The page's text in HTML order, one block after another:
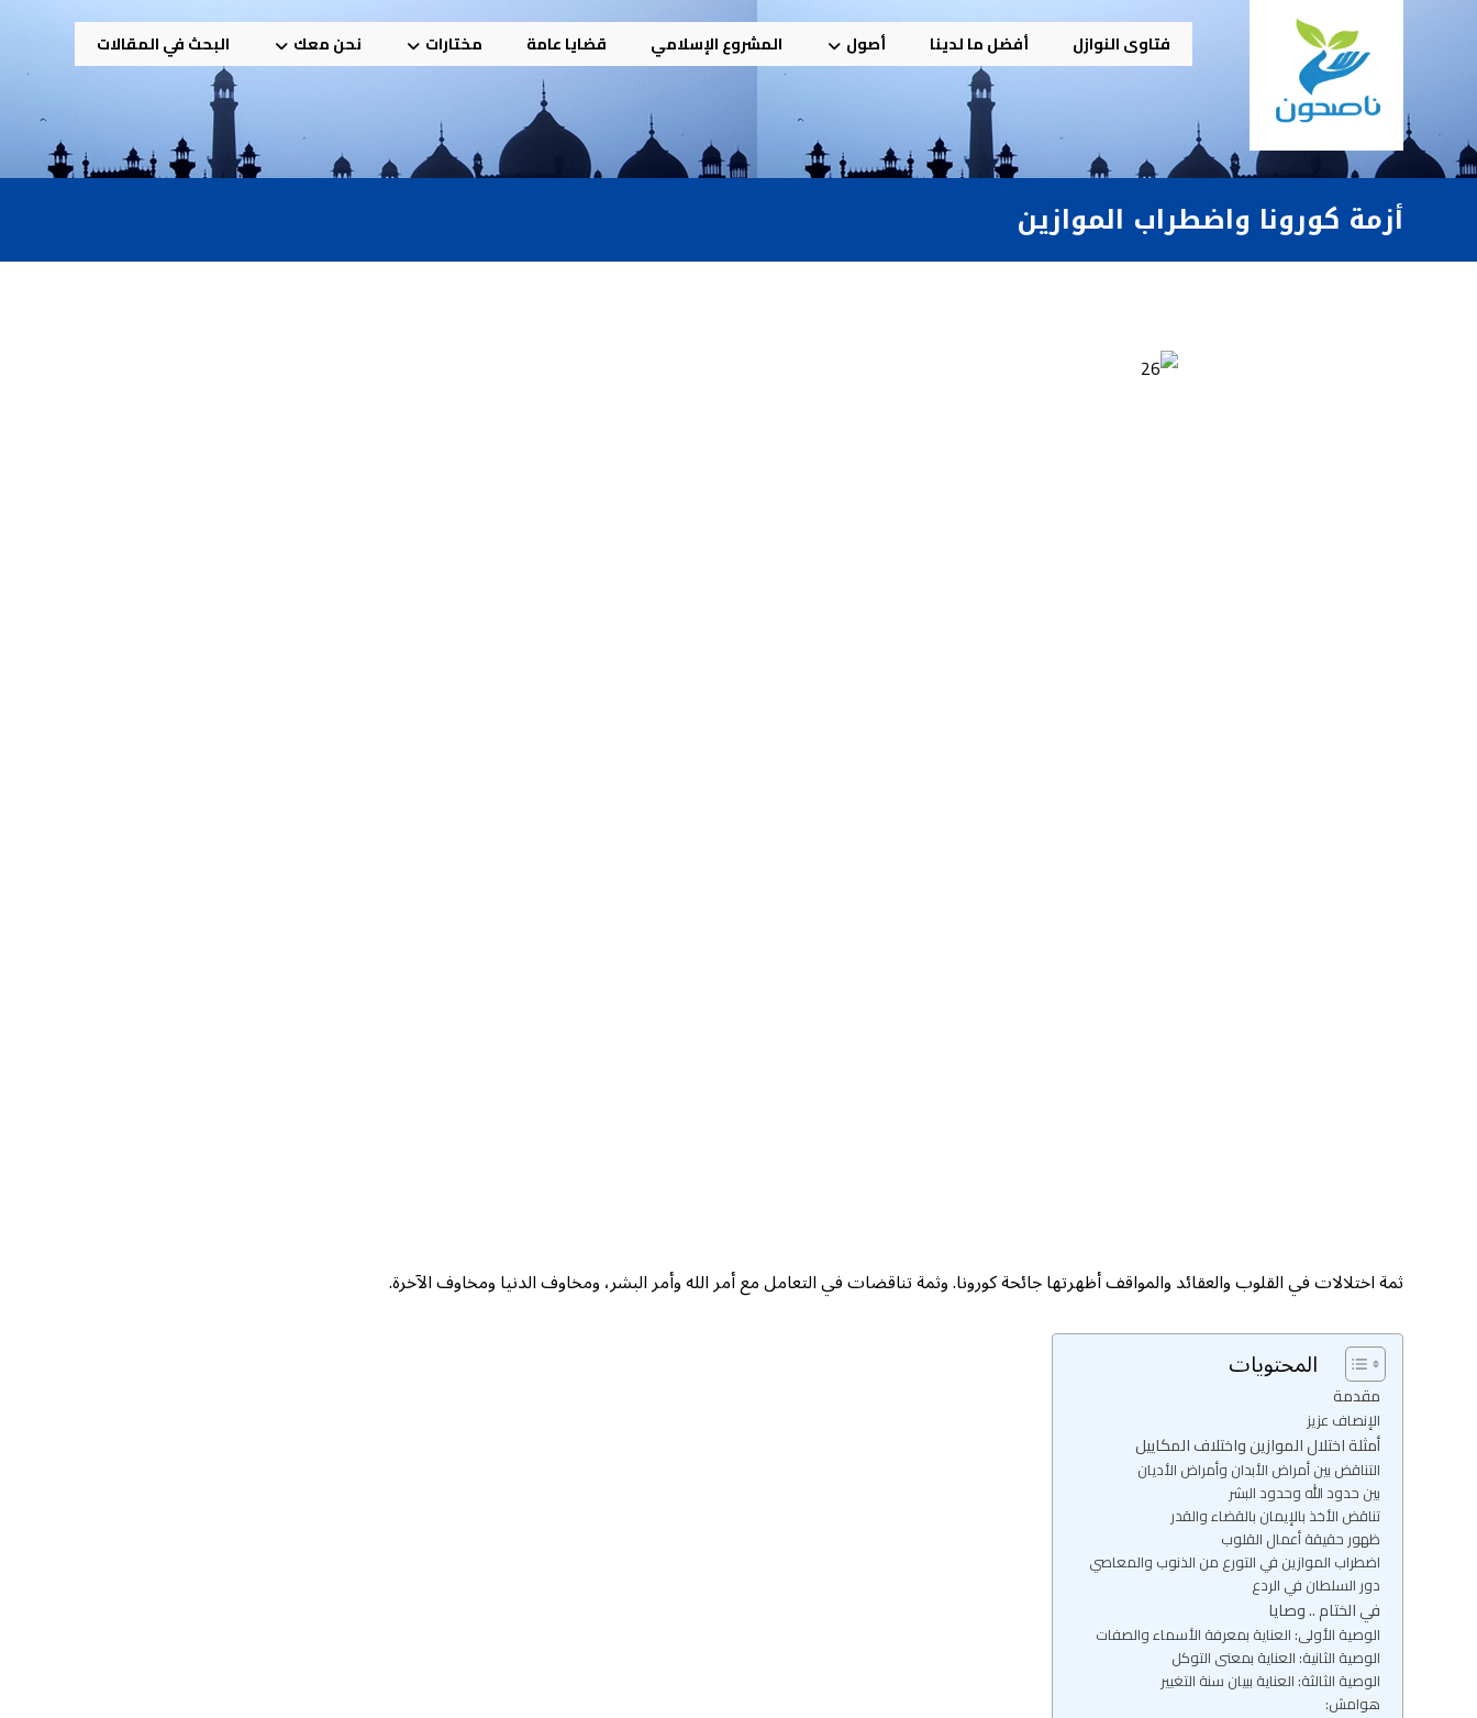
فتاوى النوازل أفضل ما لدينا أصول المشروع الإسلامي قضايا عامة مختارات نحن معك البحث في المقالات
أزمة كورونا واضطراب الموازين
ثمة اختلالات في القلوب والعقائد والمواقف أظهرتها جائحة كورونا. وثمة تناقضات في التعامل مع أمر الله وأمر البشر، ومخاوف الدنيا ومخاوف الآخرة.
المحتويات
مقدمة
الإنصاف عزيز
أمثلة اختلال الموازين واختلاف المكاييل
التناقض بين أمراض الأبدان وأمراض الأديان
بين حدود الله وحدود البشر
تناقض الأخذ بالإيمان بالقضاء والقدر
ظهور حقيقة أعمال القلوب
اضطراب الموازين في التورع من الذنوب والمعاصي
دور السلطان في الردع
في الختام .. وصايا
الوصية الأولى: العناية بمعرفة الأسماء والصفات
الوصية الثانية: العناية بمعنى التوكل
الوصية الثالثة: العناية ببيان سنة التغيير
هوامش: